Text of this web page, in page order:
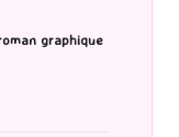
graphique